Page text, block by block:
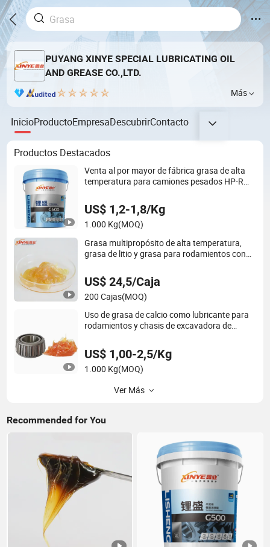
PUYANG XINYE SPECIAL LUBRICATING OIL
AND GREASE CO.,LTD.
Más
InicioProductoEmpresaDescubrirContacto
Productos Destacados
Venta al por mayor de fábrica grasa de alta
temperatura para camiones pesados HP-R
multipropósito MP3 lubricante de litio azul de
alta temperatura
US$ 1,2-1,8/Kg
1.000 Kg(MOQ)
Grasa multipropósito de alta temperatura,
grasa de litio y grasa para rodamientos con
grasa amarilla de alta temperatura
multipropósito
US$ 24,5/Caja
200 Cajas(MOQ)
Uso de grasa de calcio como lubricante para
rodamientos y chasis de excavadora de
eléctrica, grasa en envase de lata de acero
US$ 1,00-2,5/Kg
1.000 Kg(MOQ)
Ver Más
Recommended for You